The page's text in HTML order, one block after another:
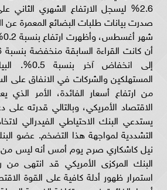
2.6% ليسجل الارتفاع الشهري
صدرت بيانات طلبات البضائع المعمرة عن
إلى انخفاض
المستهلكين والشركات في الانفاق على
من ارتفاع أسعار الفائدة، الأمر
الاقتصاد الأمريكي، وبالتالي قدرته
يستدعي البنك الاحتياطي الفيدرالي
التشددية لمواجهة هذا التضخم. عضو
نيل كاشكاري صرح يوم أمس أنه ليس من
البنك المركزى الأمريكي قد انتهى من
استمرار ظهور أدلة كافية على القوة